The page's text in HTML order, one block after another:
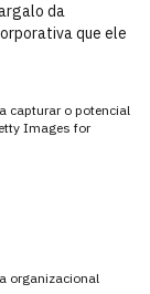
da
que ele
capturar o potencial
Images for
organizacional